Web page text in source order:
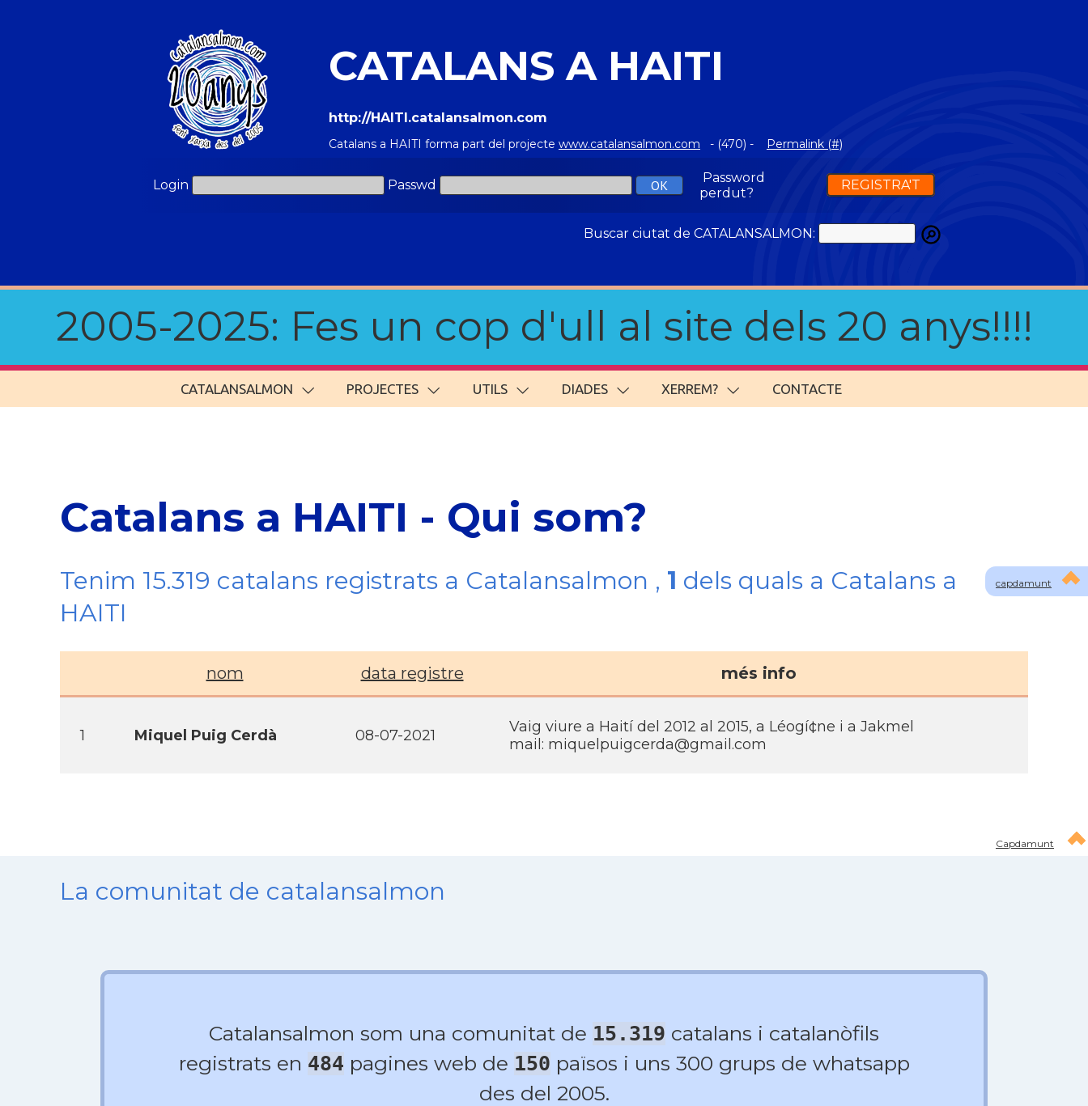
CATALANS A HAITI
http://HAITI.catalansalmon.com
Catalans a HAITI forma part del projecte www.catalansalmon.com - (470) - Permalink (#)
Login Passwd
Password
perdut?
REGISTRA'T
Buscar ciutat de CATALANSALMON:
2005-2025: Fes un cop d'ull al site dels 20 anys!!!!
CATALANSALMON PROJECTES UTILS DIADES XERREM? CONTACTE
capdamunt
Catalans a HAITI - Qui som?
Tenim 15.319 catalans registrats a Catalansalmon , 1 dels quals a Catalans a
HAITI
nom data registre més info
1 Miquel Puig Cerdà 08-07-2021
Vaig viure a Haití­ del 2012 al 2015, a Léogí¢ne i a Jakmel
mail: miquelpuigcerda@gmail.com
Capdamunt
La comunitat de catalansalmon
Catalansalmon som una comunitat de 15.319 catalans i catalanòfils
registrats en 484 pagines web de 150 països i uns 300 grups de whatsapp
des del 2005.